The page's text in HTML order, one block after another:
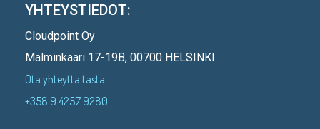
YHTEYSTIEDOT:
Cloudpoint Oy
Malminkaari 17-19B, 00700 HELSINKI
Ota yhteyttä tästä
+358 9 4257 9280